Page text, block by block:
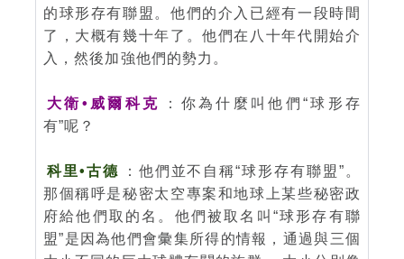
的球形存有聯盟。他們的介入已經有一段時間
了，大概有幾十年了。他們在八十年代開始介
入，然後加強他們的勢力。
大衛•威爾科克
：你為什麼叫他們“球形存
有”呢？
科里•古德
：他們並不自稱“球形存有聯盟”。
那個稱呼是秘密太空專案和地球上某些秘密政
府給他們取的名。他們被取名叫“球形存有聯
盟”是因為他們會彙集所得的情報，通過與三個